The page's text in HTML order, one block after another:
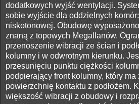
dodatkowych wyjść wentylacji.
sobie wyjście dla oddzielnych
niskotonowej. Obudowę
znaną z topowych Megallanów.
przenoszenie wibracji ze ścian i
kolumny i w odwrotnym kierunku.
przesunięciu punktu ciężkości
podpierający front kolumny, który
powierzchnię kontaktu z podłożem.
większość wibracji z obudowy i